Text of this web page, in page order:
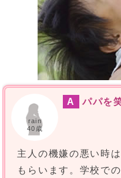
rain
40歳
A パパを
主人の機嫌の悪い時
もらいます。学校で